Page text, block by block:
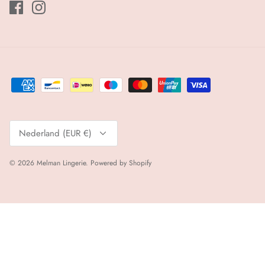
Valuta
Nederland (EUR €)
© 2026 Melman Lingerie. Powered by Shopify